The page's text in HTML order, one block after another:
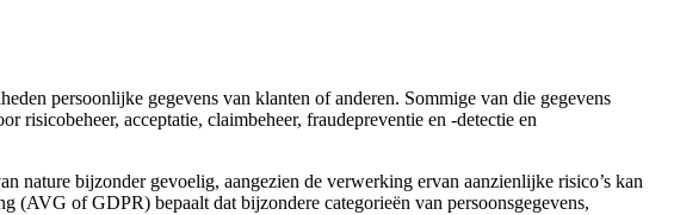
persoonlijke gegevens van klanten of anderen. Sommige van die gegevens
risicobeheer, acceptatie, claimbeheer, fraudepreventie en -detectie en
nature bijzonder gevoelig, aangezien de verwerking ervan aanzienlijke risico’s kan
(AVG of GDPR) bepaalt dat bijzondere categorieën van persoonsgegevens,